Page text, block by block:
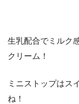
生乳配合でミルク
クリーム！
ミニストップはス
ね！